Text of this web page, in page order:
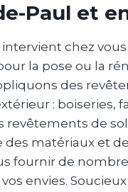
Paul et
chez
la pose ou la
des
: boiseries,
de
des matériaux et
fournir de
envies.